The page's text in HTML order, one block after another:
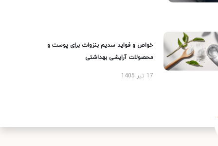
خواص و فواید سدیم بنزوات برای پوست و
محصولات آرایشی بهداشتی
17 تیر 1405